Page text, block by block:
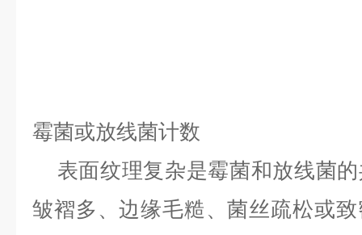
霉菌或放线菌计数
表面纹理复杂是霉菌和放线菌
皱褶多、边缘毛糙、菌丝疏松或